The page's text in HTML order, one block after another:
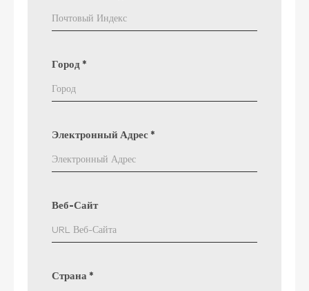
Город *
Электронный Адрес *
Веб-Сайт
Страна *